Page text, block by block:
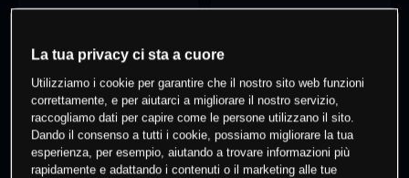
0 % dei clienti hanno posizioni
questo prodotto
Fai trading
La tua privacy ci sta a cuore
Utilizziamo i cookie per garantire che il nostro sito web funzioni
correttamente, e per aiutarci a migliorare il nostro servizio,
raccogliamo dati per capire come le persone utilizzano il sito.
Dando il consenso a tutti i cookie, possiamo migliorare la tua
esperienza, per esempio, aiutando a trovare informazioni più
rapidamente e adattando i contenuti o il marketing alle tue